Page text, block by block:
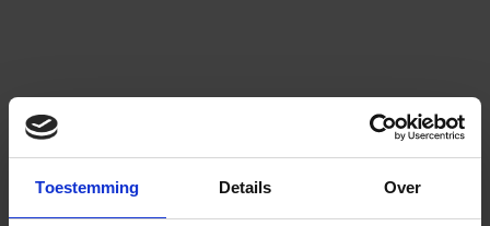
Toestemming Details Over